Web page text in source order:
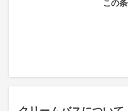
この